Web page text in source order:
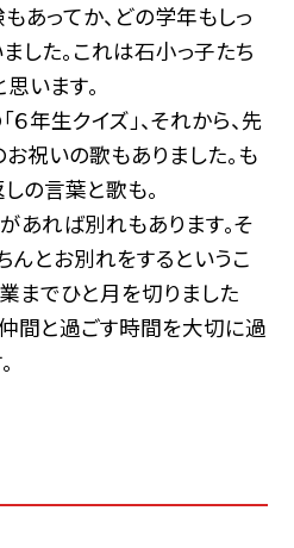
あってか、どの学年もしっ
した。これは石小っ子たち
います。
年生クイズ」、それから、先
祝いの歌もありました。も
の言葉と歌も。
あれば別れもあります。そ
んとお別れをするというこ
までひと月を切りました
間と過ごす時間を大切に過